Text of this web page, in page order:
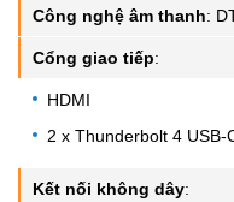
Công nghệ âm thanh:
Cổng giao tiếp:
HDMI
2 x Thunderbolt 4 USB-
Kết nối không dây: